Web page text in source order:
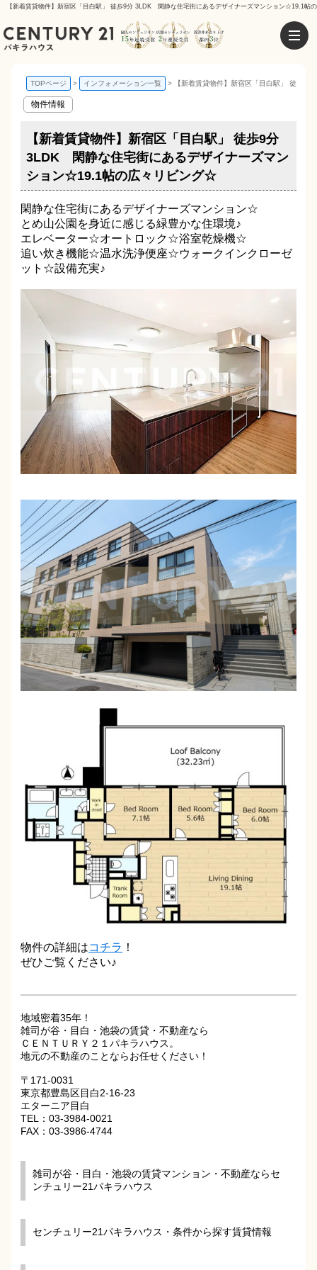
【新着賃貸物件】新宿区「目白駅」 徒歩9分 3LDK 閑静な住宅街にあるデザイナーズマンション☆19.1帖
TOPページ インフォメーション一覧 【新着賃貸物件】新宿区「目白駅」 徒歩
物件情報
【新着賃貸物件】新宿区「目白駅」 徒歩9分
3LDK 閑静な住宅街にあるデザイナーズマン
ション☆19.1帖の広々リビング☆
閑静な住宅街にあるデザイナーズマンション☆
とめ山公園を身近に感じる緑豊かな住環境♪
エレベーター☆オートロック☆浴室乾燥機☆
追い炊き機能☆温水洗浄便座☆ウォークインクローゼ
ット☆設備充実♪
物件の詳細はコチラ ！
ぜひご覧ください♪
地域密着35年！
雑司が谷・目白・池袋の賃貸・不動産なら
ＣＥＮＴＵＲＹ２１パキラハウス。
地元の不動産のことならお任せください！
〒171-0031
東京都豊島区目白2-16-23
エターニア目白
TEL：03-3984-0021
FAX：03-3986-4744
雑司が谷・目白・池袋の賃貸マンション・不動産ならセ
ンチュリー21パキラハウス
センチュリー21パキラハウス・条件から探す賃貸情報